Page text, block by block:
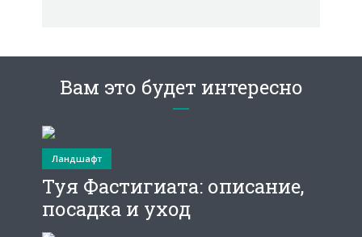
Вам это будет интересно
Ландшафт
Туя Фастигиата: описание,
посадка и уход